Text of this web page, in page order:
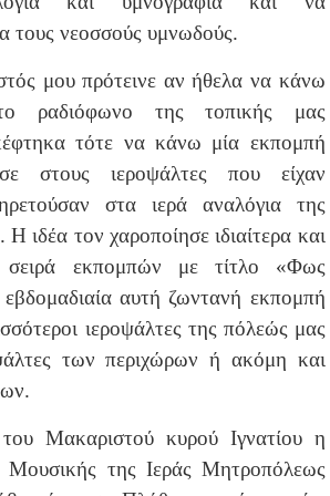
τους νεοσσούς υμνωδούς.
μου πρότεινε αν ήθελα να κάνω
ραδιόφωνο της τοπικής μας
τότε να κάνω μία εκπομπή
στους ιεροψάλτες που είχαν
στα ιερά αναλόγια της
ιδέα τον χαροποίησε ιδιαίτερα και
σειρά εκπομπών με τίτλο «Φως
αυτή ζωντανή εκπομπή
ιεροψάλτες της πόλεώς μας
των περιχώρων ή ακόμη και
Μακαριστού κυρού Ιγνατίου η
Μουσικής της Ιεράς Μητροπόλεως